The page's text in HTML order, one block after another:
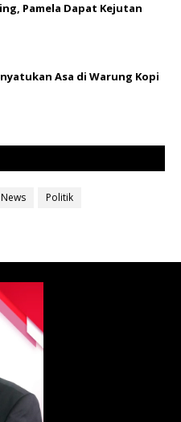
Pamela Dapat Kejutan
Asa di Warung Kopi
News
Politik